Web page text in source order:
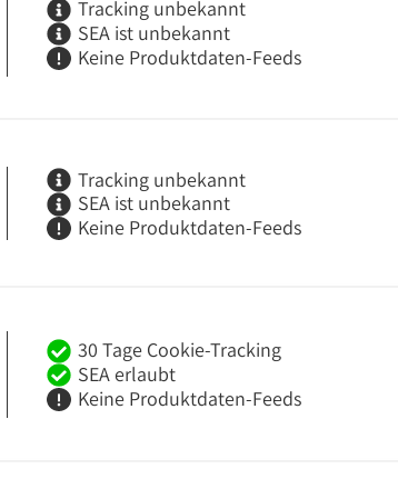
Tracking unbekannt
SEA ist unbekannt
Keine Produktdaten-Feeds
Tracking unbekannt
SEA ist unbekannt
Keine Produktdaten-Feeds
30 Tage Cookie-Tracking
SEA erlaubt
Keine Produktdaten-Feeds